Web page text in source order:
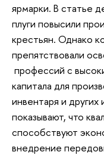
ярмарки. В статье
плуги повысили
крестьян. Однако
препятствовали
профессий с
капитала для
инвентаря и других
показывают, что
способствуют
внедрение